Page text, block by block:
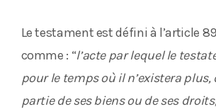
Le testament est défini à l’article
comme : “l’acte par lequel le
pour le temps où il n’existera
partie de ses biens ou de ses